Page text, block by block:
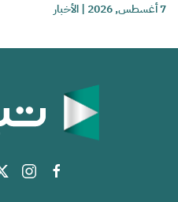
7 أغسطس, 2026 |الأخبار